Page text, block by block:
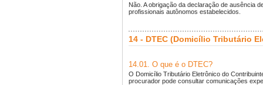
Não. A obrigação da declaração de ausência
profissionais autônomos estabelecidos.
14 - DTEC (Domicílio Tributário
14.01. O que é o DTEC?
O Domicílio Tributário Eletrônico do
procurador pode consultar comunicações